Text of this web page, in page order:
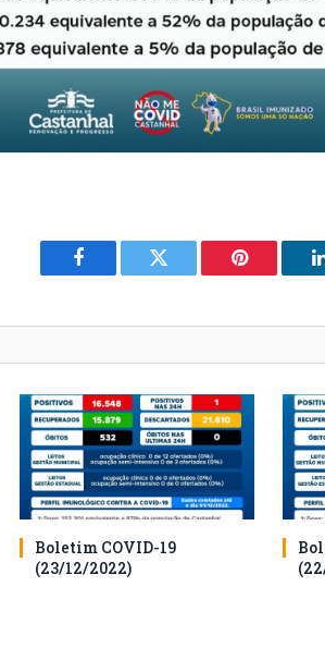
Facebook Twitter Pinterest
Boletim COVID-19
(23/12/2022)